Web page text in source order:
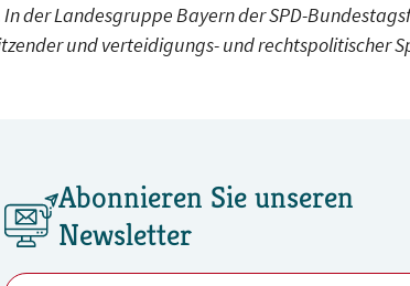
der Landesgruppe Bayern der SPD-
und verteidigungs- und rechtspolitischer
Abonnieren Sie unseren
Newsletter